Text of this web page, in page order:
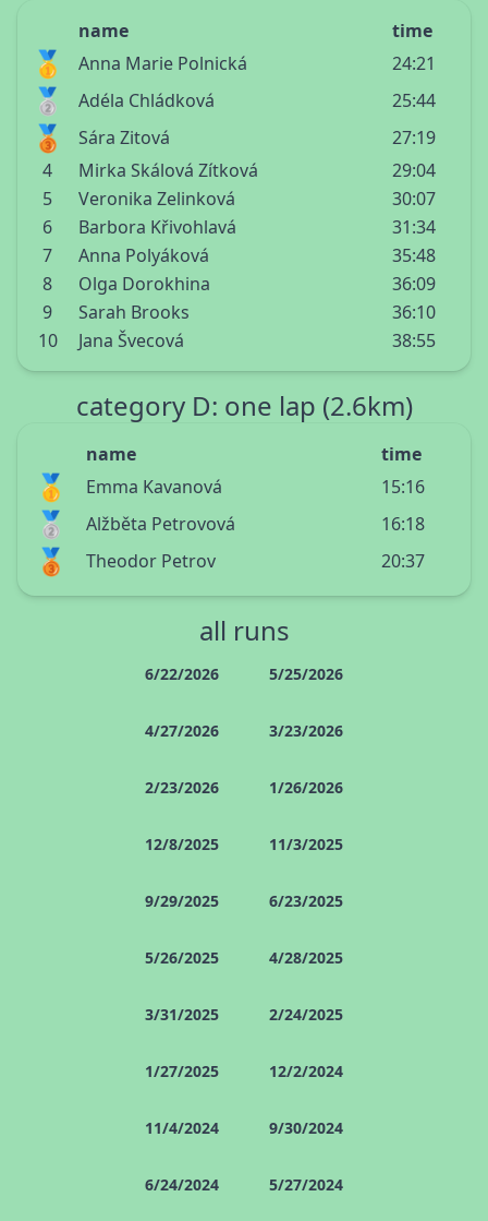
name time
🥇 Anna Marie Polnická 24:21
🥈 Adéla Chládková 25:44
🥉 Sára Zitová
27:19
4
Mirka Skálová Zítková
29:04
5
Veronika Zelinková
30:07
6
Barbora Křivohlavá
31:34
7
Anna Polyáková
35:48
8
Olga Dorokhina
36:09
9
Sarah Brooks
36:10
10
Jana Švecová 38:55
category D: one lap (2.6km)
name time
🥇 Emma Kavanová 15:16
🥈 Alžběta Petrovová 16:18
🥉 Theodor Petrov 20:37
all runs
6/22/2026 5/25/2026
4/27/2026 3/23/2026
2/23/2026 1/26/2026
12/8/2025 11/3/2025
9/29/2025 6/23/2025
5/26/2025 4/28/2025
3/31/2025 2/24/2025
1/27/2025 12/2/2024
11/4/2024 9/30/2024
6/24/2024 5/27/2024